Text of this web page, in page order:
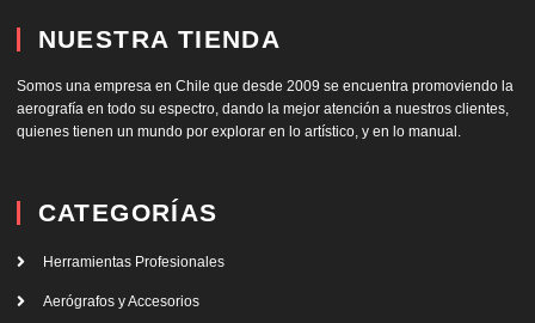
NUESTRA TIENDA
Somos una empresa en Chile que desde 2009 se encuentra promoviendo la
aerografía en todo su espectro, dando la mejor atención a nuestros clientes,
quienes tienen un mundo por explorar en lo artístico, y en lo manual.
CATEGORÍAS
Herramientas Profesionales
Aerógrafos y Accesorios